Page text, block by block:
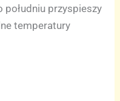
południu przyspieszy
temperatury